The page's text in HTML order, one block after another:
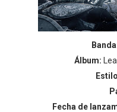
Álbum:
Fecha de